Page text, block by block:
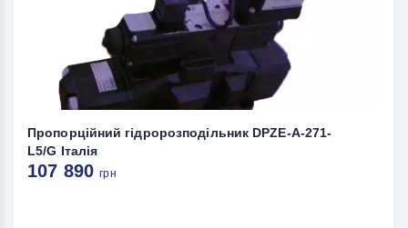
Пропорційний гідророзподільник DPZE-A-271-
L5/G Італія
107 890грн